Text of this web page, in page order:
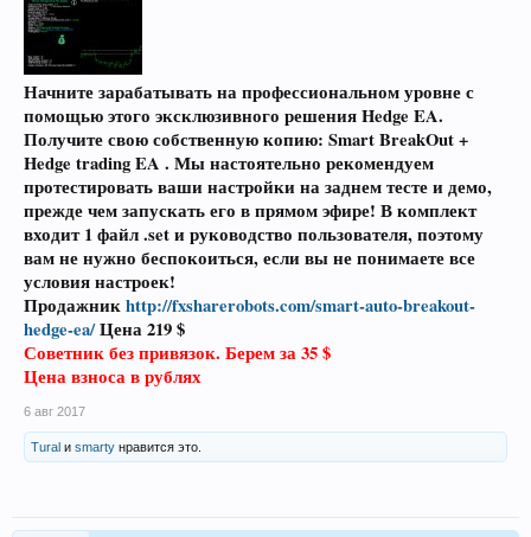
Начните зарабатывать на профессиональном уровне с
помощью этого эксклюзивного решения Hedge EA.
Получите свою собственную копию: Smart BreakOut +
Hedge trading EA . Мы настоятельно рекомендуем
протестировать ваши настройки на заднем тесте и демо,
прежде чем запускать его в прямом эфире! В комплект
входит 1 файл .set и руководство пользователя, поэтому
вам не нужно беспокоиться, если вы не понимаете все
условия настроек!
Продажникhttp://fxsharerobots.com/smart-auto-breakout-
hedge-ea/Цена 219 $
Советник без привязок. Берем за 35 $
Цена взноса в рублях
6 авг 2017
Tural и smarty нравится это.